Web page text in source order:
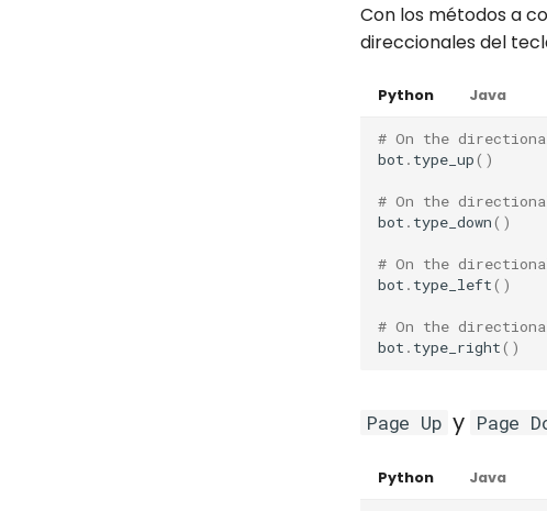
Con los métodos a
direccionales del
Python Java
# On the
bot . type_up()
# On the
bot . type_down()
# On the
bot . type_left()
# On the
bot . type_right()
Page Up y Page
Python Java